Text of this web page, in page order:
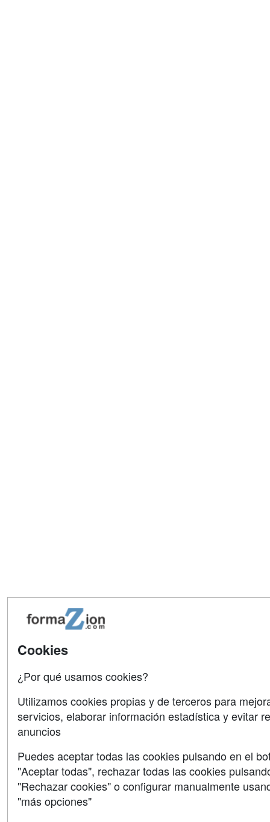
Cookies
¿Por qué usamos cookies?
Utilizamos cookies propias y de terceros para
servicios, elaborar información estadística y evitar
anuncios
Puedes aceptar todas las cookies pulsando en el
"Aceptar todas", rechazar todas las cookies
"Rechazar cookies" o configurar manualmente
"más opciones"